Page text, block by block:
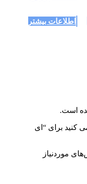
اطلاعات بیشتر
است.
کنید برای “ای
موردنیاز